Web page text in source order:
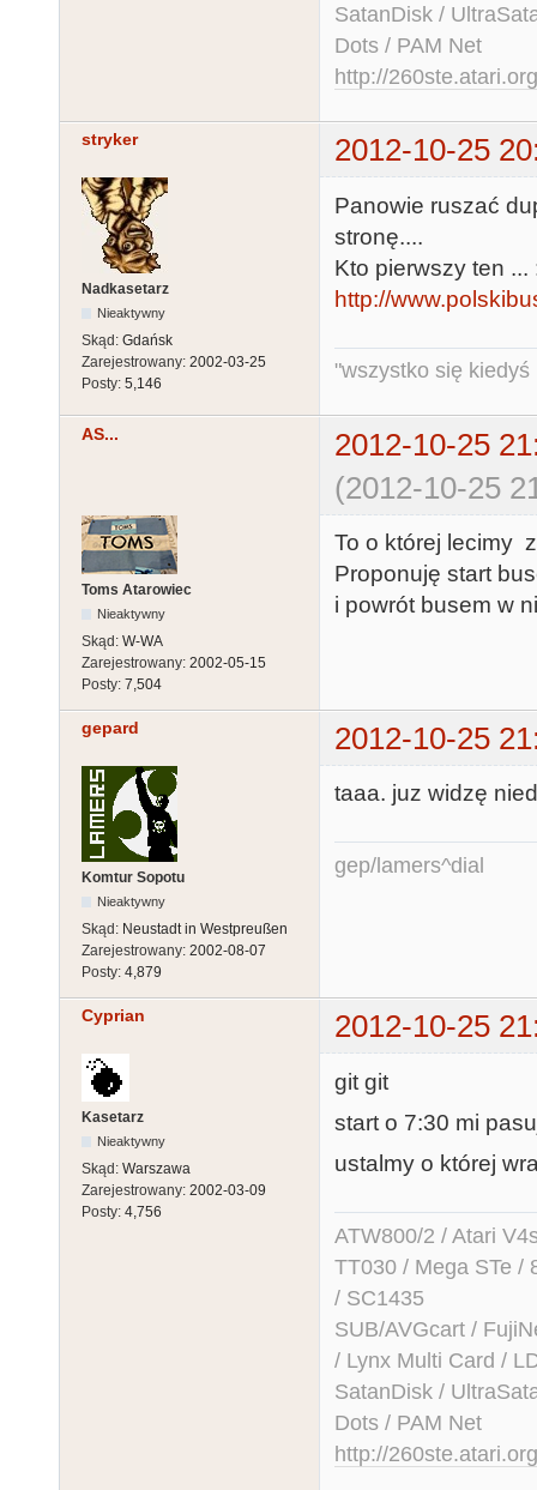
SatanDisk /
Dots / PAM Net
http://260ste.atari.org
stryker 2012-10-25
Nadkasetarz
Nieaktywny
Skąd: Gdańsk
Zarejestrowany: 2002-03-25
Posty: 5,146
Panowie ruszać
stronę....
Kto pierwszy ten ...
http://
"wszystko się kiedyś
AS...
2012-10-25
(2012-10-25
Toms Atarowiec
Nieaktywny
Skąd: W-WA
Zarejestrowany: 2002-05-15
Posty: 7,504
To o której lecimy
Proponuję start
i powrót busem w
gepard 2012-10-25
Komtur Sopotu
Nieaktywny
Skąd: Neustadt in Westpreußen
Zarejestrowany: 2002-08-07
Posty: 4,879
taaa. juz widzę
gep/lamers^dial
Cyprian 2012-10-25
Kasetarz
Nieaktywny
Skąd: Warszawa
Zarejestrowany: 2002-03-09
Posty: 4,756
git git
start o 7:30 mi
ustalmy o której
ATW800/2 / Atari
TT030 / Mega STe /
/ SC1435
SUB/AVGcart /
/ Lynx Multi Card /
SatanDisk /
Dots / PAM Net
http://260ste.atari.org